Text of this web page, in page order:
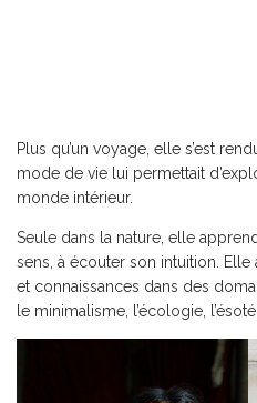
Plus qu’un voyage, elle s’est
mode de vie lui permettait
monde intérieur.
Seule dans la nature, elle
sens, à écouter son intuition.
et connaissances dans des
le minimalisme, l’écologie,